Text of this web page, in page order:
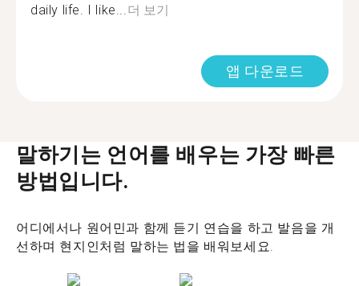
daily life. I like... 더 보기
앱 다운로드
말하기는 언어를 배우는 가장 빠른
방법입니다.
어디에서나 원어민과 함께 듣기 연습을 하고 발음을 개
선하며 현지인처럼 말하는 법을 배워보세요.